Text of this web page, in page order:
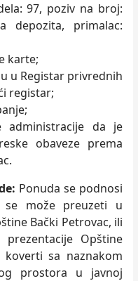
97, poziv na broj:
depozita, primalac:
karte;
u Registar privrednih
registar;
administracije da je
obaveze prema
Ponuda se podnosi
može preuzeti u
Bački Petrovac, ili
Opštine
sa naznakom
prostora u javnoj